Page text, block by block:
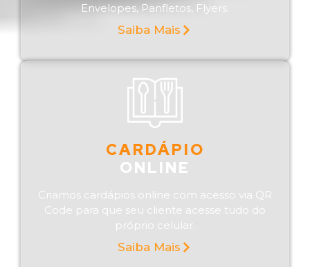
Envelopes, Panfletos, Flyers.
Saiba Mais
CARDÁPIO
ONLINE
Criamos cardápios online com acesso via QR
Code para que seu cliente acesse tudo do
próprio celular.
Saiba Mais